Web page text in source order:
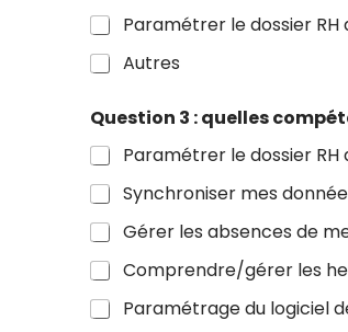
Paramétrer le dossier
Autres
Question 3 : quelles
Paramétrer le dossier
Synchroniser mes
Gérer les absences de
Comprendre/gérer les
Paramétrage du logiciel